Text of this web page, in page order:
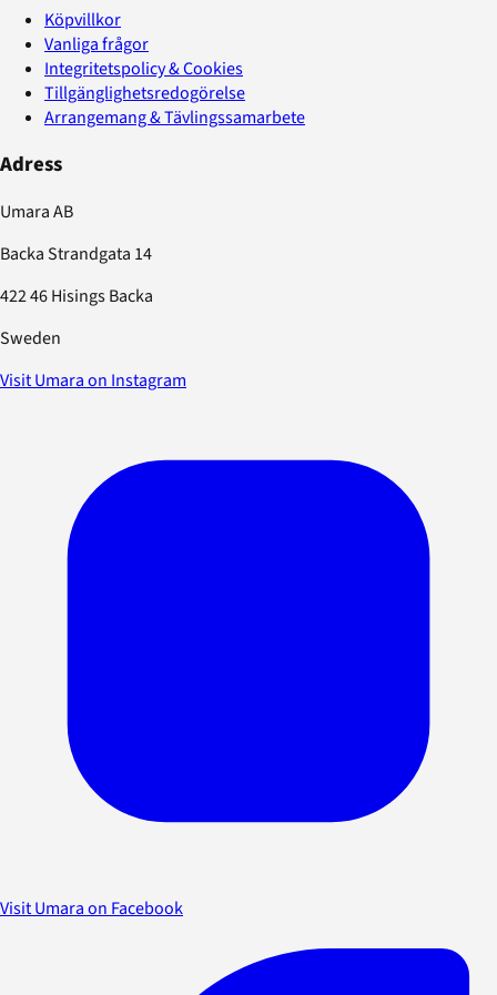
Köpvillkor
Vanliga frågor
Integritetspolicy & Cookies
Tillgänglighetsredogörelse
Arrangemang & Tävlingssamarbete
Adress
Umara AB
Backa Strandgata 14
422 46 Hisings Backa
Sweden
Visit Umara on Instagram
Visit Umara on Facebook